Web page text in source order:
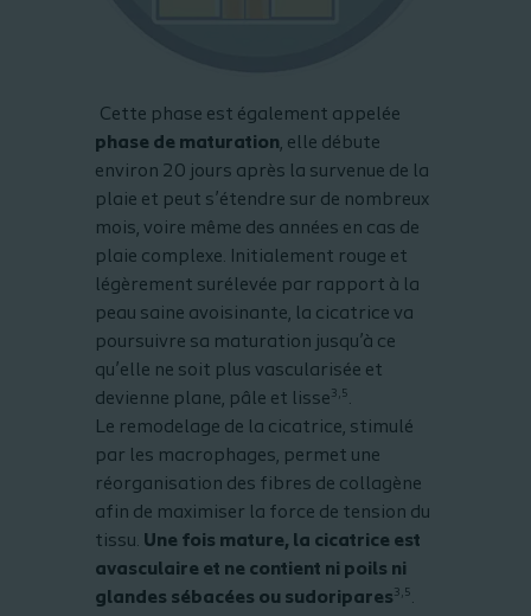
Cette phase est également appelée
phase de maturation, elle débute
environ 20 jours après la survenue de la
plaie et peut s’étendre sur de nombreux
mois, voire même des années en cas de
plaie complexe. Initialement rouge et
légèrement surélevée par rapport à la
peau saine avoisinante, la cicatrice va
poursuivre sa maturation jusqu’à ce
qu’elle ne soit plus vascularisée et
devienne plane, pâle et lisse3,5.
Le remodelage de la cicatrice, stimulé
par les macrophages, permet une
réorganisation des fibres de collagène
afin de maximiser la force de tension du
tissu. Une fois mature, la cicatrice est
avasculaire et ne contient ni poils ni
glandes sébacées ou sudoripares3,5.